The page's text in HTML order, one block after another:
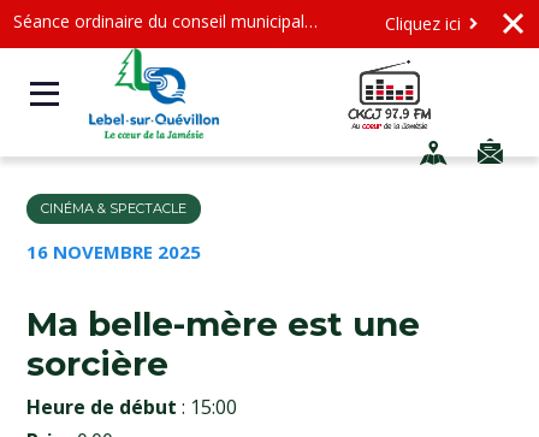
Séance ordinaire du conseil municipal - Mercredi le 12 août 2026 à 19 h Cliquez ici
CINÉMA & SPECTACLE
16 NOVEMBRE 2025
Ma belle-mère est une
sorcière
Heure de début : 15:00